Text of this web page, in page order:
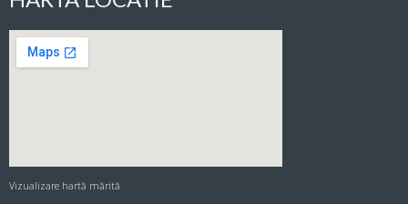
Vizualizare hartă mărită